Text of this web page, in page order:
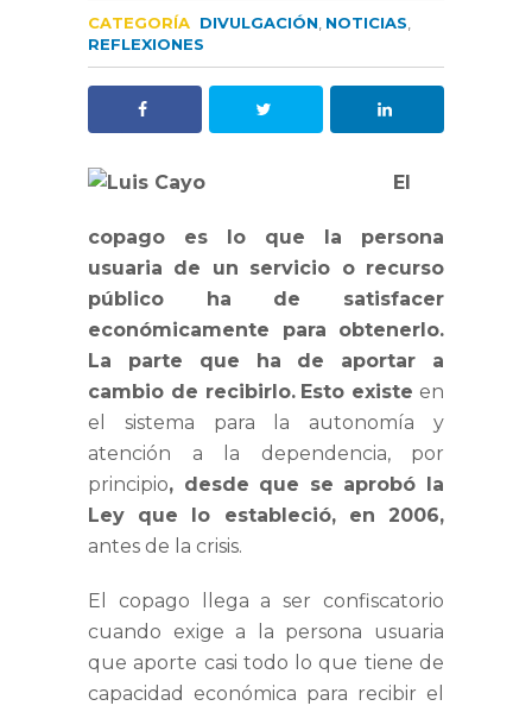
CATEGORÍA DIVULGACIÓN NOTICIAS
REFLEXIONES
El
copago es lo que la persona
usuaria de un servicio o recurso
público ha de satisfacer
económicamente para obtenerlo.
La parte que ha de aportar a
cambio de recibirlo. Esto existe en
el sistema para la autonomía y
atención a la dependencia, por
principio, desde que se aprobó la
Ley que lo estableció, en 2006,
antes de la crisis.
El copago llega a ser confiscatorio
cuando exige a la persona usuaria
que aporte casi todo lo que tiene de
capacidad económica para recibir el